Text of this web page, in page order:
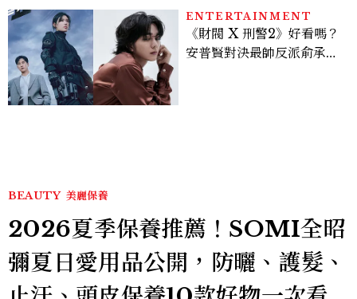
ENTERTAINMENT
《財閥 X 刑警2》好看嗎？
安普賢對決最帥反派俞承
BEAUTY 美麗保養
2026夏季保養推薦！SOMI全昭
彌夏日愛用品公開，防曬、護髮、